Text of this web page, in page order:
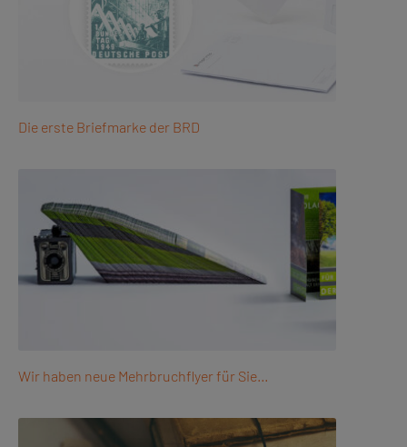
Die erste Briefmarke der BRD
Wir haben neue Mehrbruchflyer für Sie…